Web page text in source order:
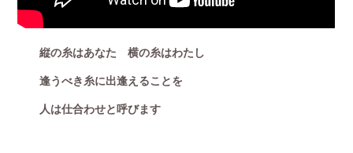
縦の糸はあなた 横の糸はわたし
逢うべき糸に出逢えることを
人は仕合わせと呼びます